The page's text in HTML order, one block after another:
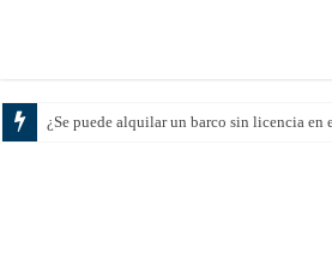
¿Se puede alquilar un barco sin licencia en